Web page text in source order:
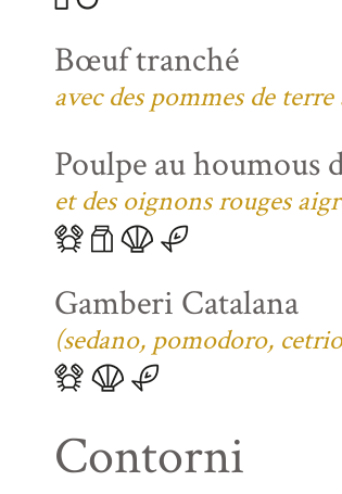
Bœuf tranché
avec des pommes de
Poulpe au houmous
et des oignons rouges
Gamberi Catalana
(sedano, pomodoro,
Contorni